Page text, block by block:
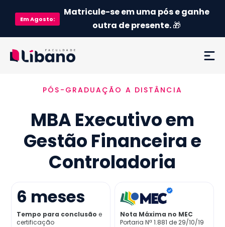
EmAgosto:
Matricule-se em uma pós e ganhe
outra de presente.🎁
Ementa
Como funciona
Credenciamento MEC
Já sou aluno
PÓS-GRADUAÇÃO A DISTÂNCIA
MBA Executivo em
Gestão Financeira e
Controladoria
6 meses
Tempo para conclusão e
certificação
Nota Máxima no MEC
Portaria Nª 1.881 de 29/10/19